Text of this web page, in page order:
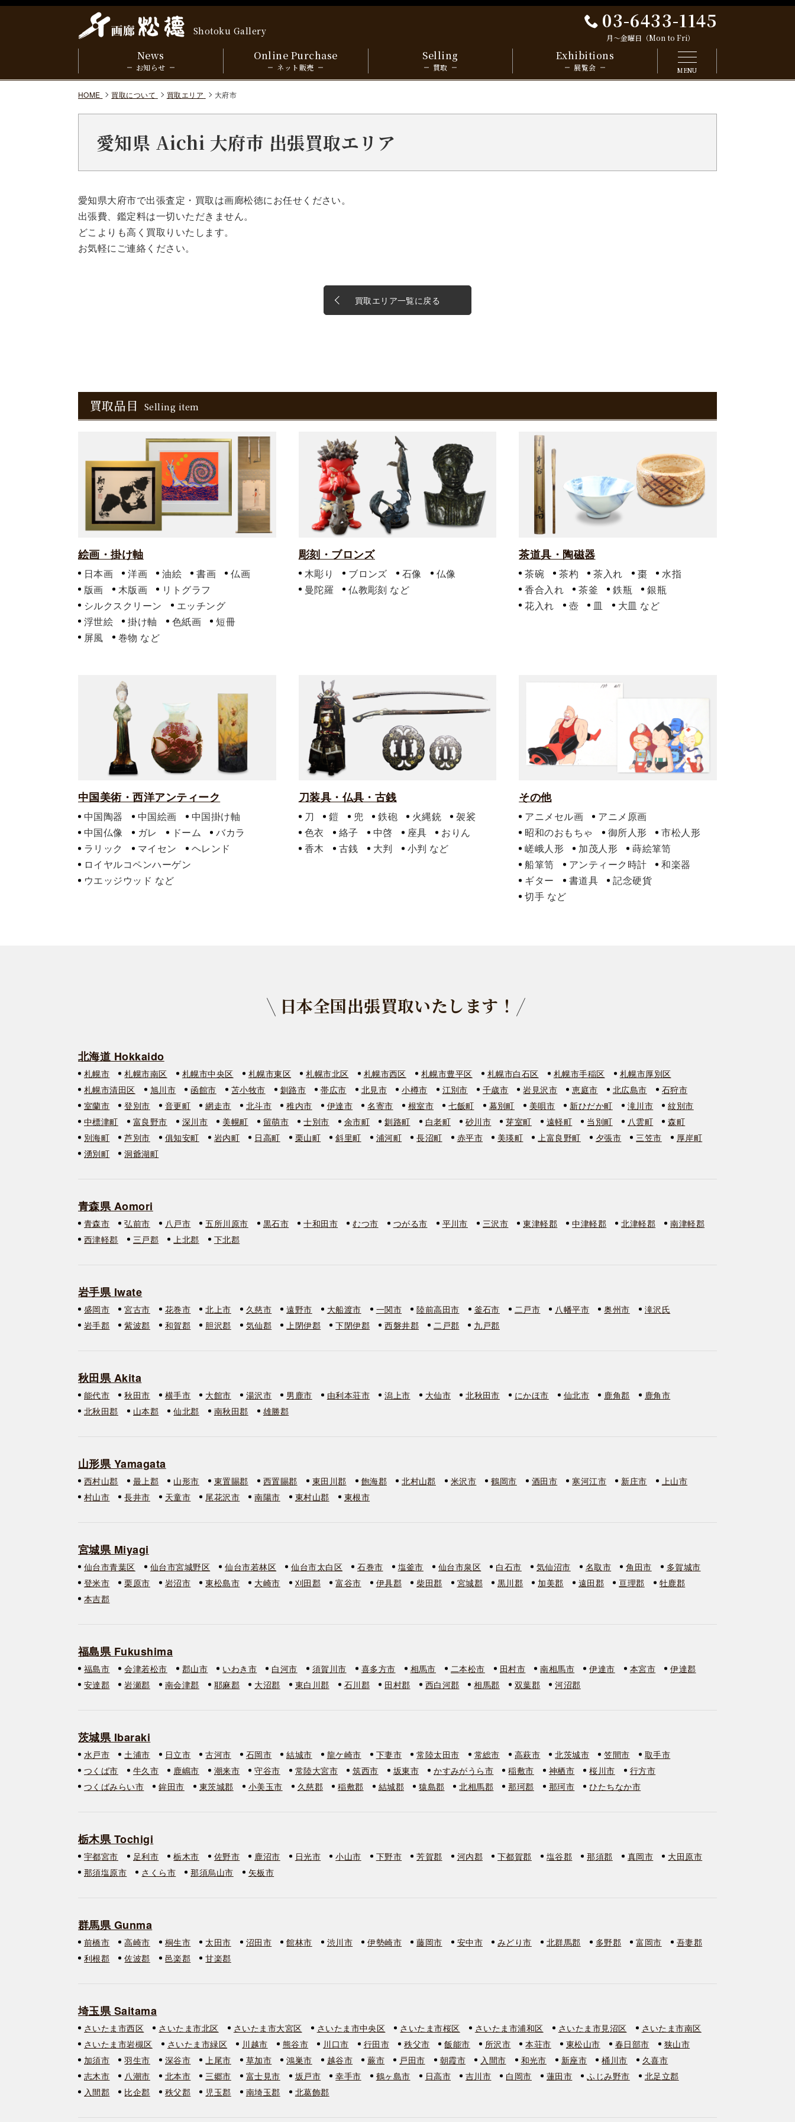
Shotoku Gallery 03-6433-1145
月～金曜日（Mon to Fri）
MENU
News
お知らせ
Online Purchase
ネット販売
Selling
買取
Exhibitions
展覧会
HOME 買取について 買取エリア 大府市
愛知県 Aichi 大府市 出張買取エリア
愛知県大府市で出張査定・買取は画廊松徳にお任せください。
出張費、鑑定料は一切いただきません。
どこよりも高く買取りいたします。
お気軽にご連絡ください。
買取エリア一覧に戻る
買取品目 Selling item
絵画・掛け軸
日本画 洋画 油絵 書画
仏画
版画
木版画
リトグラフ
シルクスクリーン
エッチング
浮世絵
掛け軸 色紙画
短冊
屏風
巻物
彫刻・ブロンズ
木彫り ブロンズ 石像
仏像
曼陀羅
仏教彫刻
茶道具・陶磁器
茶碗 茶杓 茶入れ 棗
水指
香合入れ
茶釜 鉄瓶
銀瓶
花入れ
壺 皿 大皿
中国美術・西洋アンティーク
中国陶器 中国絵画
中国掛け軸
中国仏像
ガレ ドーム
バカラ
ラリック
マイセン
ヘレンド
ロイヤルコペンハーゲン
ウエッジウッド
刀装具・仏具・古銭
刀 鎧 兜 鉄砲 火縄銃
袈裟
色衣
絡子 中啓 座具
おりん
香木
古銭 大判 小判
その他
アニメセル画
アニメ原画
昭和のおもちゃ
御所人形
市松人形
嵯峨人形
加茂人形
蒔絵箪笥
船箪笥
アンティーク時計
和楽器
ギター
書道具
記念硬貨
切手
日本全国出張買取いたします！
北海道 Hokkaido
札幌市 札幌市南区 札幌市中央区 札幌市東区 札幌市北区 札幌市西区 札幌市豊平区 札幌市白石区 札幌市手稲区
札幌市厚別区
札幌市清田区
旭川市 函館市 苫小牧市 釧路市 帯広市 北見市 小樽市 江別市 千歳市 岩見沢市 恵庭市 北広島市
石狩市
室蘭市
登別市 音更町 網走市 北斗市 稚内市 伊達市 名寄市 根室市 七飯町 幕別町 美唄市 新ひだか町 滝川市
紋別市
中標津町
富良野市 深川市 美幌町 留萌市 士別市 余市町 釧路町 白老町 砂川市 芽室町 遠軽町 当別町 八雲町
森町
別海町
芦別市 俱知安町 岩内町 日高町 栗山町 斜里町 浦河町 長沼町 赤平市 美瑛町 上富良野町 夕張市 三笠市
厚岸町
湧別町
洞爺湖町
青森県 Aomori
青森市 弘前市 八戸市 五所川原市 黒石市 十和田市 むつ市 つがる市 平川市 三沢市 東津軽郡 中津軽郡 北津軽郡
南津軽郡
西津軽郡
三戸郡 上北郡 下北郡
岩手県 Iwate
盛岡市 宮古市 花巻市 北上市 久慈市 遠野市 大船渡市 一関市 陸前高田市 釜石市 二戸市 八幡平市 奥州市
滝沢氏
岩手郡
紫波郡 和賀郡 胆沢郡 気仙郡 上閉伊郡 下閉伊郡 西磐井郡 二戸郡 九戸郡
秋田県 Akita
能代市 秋田市 横手市 大館市 湯沢市 男鹿市 由利本荘市 潟上市 大仙市 北秋田市 にかほ市 仙北市 鹿角郡
鹿角市
北秋田郡
山本郡 仙北郡 南秋田郡 雄勝郡
山形県 Yamagata
西村山郡 最上郡 山形市 東置賜郡 西置賜郡 東田川郡 飽海郡 北村山郡 米沢市 鶴岡市 酒田市 寒河江市 新庄市
上山市
村山市
長井市 天童市 尾花沢市 南陽市 東村山郡 東根市
宮城県 Miyagi
仙台市青葉区 仙台市宮城野区 仙台市若林区 仙台市太白区 石巻市 塩釜市 仙台市泉区 白石市 気仙沼市 名取市 角田市
多賀城市
登米市
栗原市 岩沼市 東松島市 大崎市 刈田郡 富谷市 伊具郡 柴田郡 宮城郡 黒川郡 加美郡 遠田郡 亘理郡
牡鹿郡
本吉郡
福島県 Fukushima
福島市 会津若松市 郡山市 いわき市 白河市 須賀川市 喜多方市 相馬市 二本松市 田村市 南相馬市 伊達市 本宮市
伊達郡
安達郡
岩瀬郡 南会津郡 耶麻郡 大沼郡 東白川郡 石川郡 田村郡 西白河郡 相馬郡 双葉郡 河沼郡
茨城県 Ibaraki
水戸市 土浦市 日立市 古河市 石岡市 結城市 龍ケ崎市 下妻市 常陸太田市 常総市 高萩市 北茨城市 笠間市
取手市
つくば市
牛久市 鹿嶋市 潮来市 守谷市 常陸大宮市 筑西市 坂東市 かすみがうら市 稲敷市 神栖市 桜川市
行方市
つくばみらい市
鉾田市 東茨城郡 小美玉市 久慈郡 稲敷郡 結城郡 猿島郡 北相馬郡 那珂郡 那珂市 ひたちなか市
栃木県 Tochigi
宇都宮市 足利市 栃木市 佐野市 鹿沼市 日光市 小山市 下野市 芳賀郡 河内郡 下都賀郡 塩谷郡 那須郡 真岡市
大田原市
那須塩原市
さくら市 那須烏山市 矢板市
群馬県 Gunma
前橋市 高崎市 桐生市 太田市 沼田市 館林市 渋川市 伊勢崎市 藤岡市 安中市 みどり市 北群馬郡 多野郡 富岡市
吾妻郡
利根郡
佐波郡 邑楽郡 甘楽郡
埼玉県 Saitama
さいたま市西区 さいたま市北区 さいたま市大宮区 さいたま市中央区 さいたま市桜区 さいたま市浦和区 さいたま市見沼区
さいたま市南区
さいたま市岩槻区
さいたま市緑区 川越市 熊谷市 川口市 行田市 秩父市 飯能市 所沢市 本荘市 東松山市 春日部市
狭山市
加須市
羽生市 深谷市 上尾市 草加市 鴻巣市 越谷市 蕨市 戸田市 朝霞市 入間市 和光市 新座市 桶川市
久喜市
志木市
八潮市 北本市 三郷市 富士見市 坂戸市 幸手市 鶴ヶ島市 日高市 吉川市 白岡市 蓮田市 ふじみ野市
北足立郡
入間郡
比企郡 秩父郡 児玉郡 南埼玉郡 北葛飾郡